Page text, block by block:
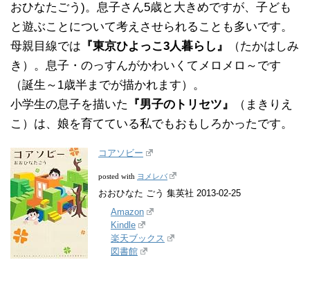
おひなたごう)。息子さん5歳と大きめですが、子ども
と遊ぶことについて考えさせられることも多いです。
母親目線では 『東京ひよっこ3人暮らし』
（たかはしみ
き）。息子・のっすんがかわいくてメロメロ～です
（誕生～1歳半までが描かれます）。
小学生の息子を描いた
『男子のトリセツ』
（まきりえ
こ）は、娘を育てている私でもおもしろかったです。
コアソビー
posted with ヨメレバ
おおひなた ごう 集英社 2013-02-25
Amazon
Kindle
楽天ブックス
図書館